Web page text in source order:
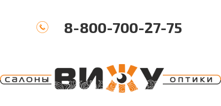
8-800-700-27-75